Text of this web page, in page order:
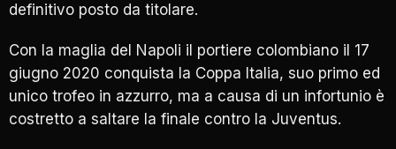
definitivo posto da titolare.
Con la maglia del Napoli il portiere colombiano il 17
giugno 2020 conquista la Coppa Italia, suo primo ed
unico trofeo in azzurro, ma a causa di un infortunio è
costretto a saltare la finale contro la Juventus.